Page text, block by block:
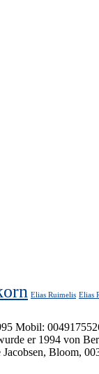
Elias Ruimelis Elias
Mobil:
er 1994 von
Bloom,